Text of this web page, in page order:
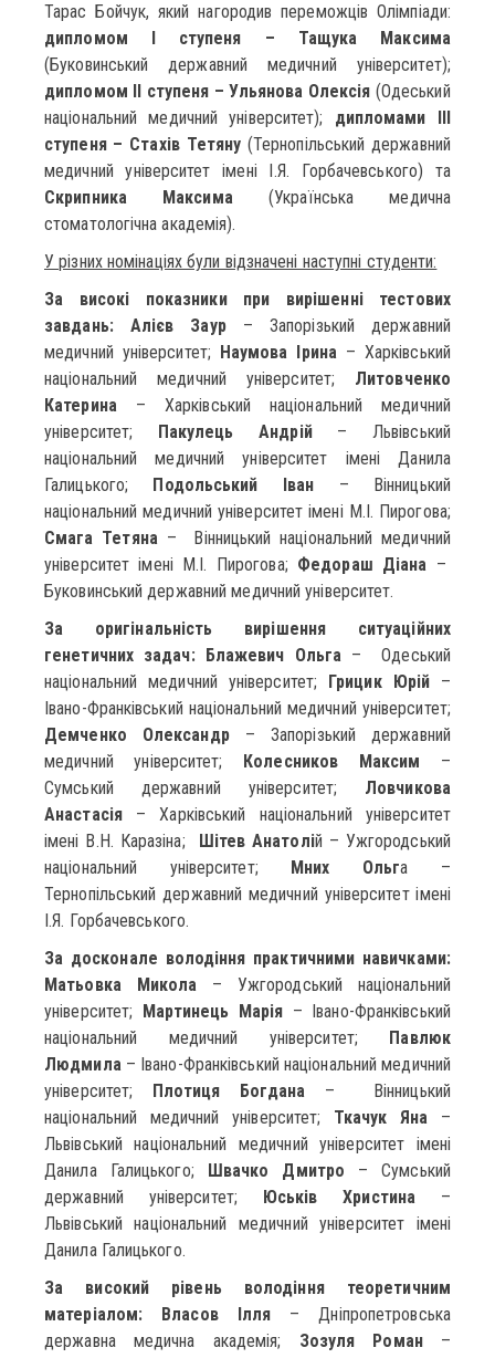
Тарас Бойчук, який нагородив переможців Олімпіади:
дипломом І ступеня – Тащука Максима
(Буковинський державний медичний університет);
дипломом ІІ ступеня – Ульянова Олексія (Одеський
національний медичний університет); дипломами ІІІ
ступеня – Стахів Тетяну (Тернопільський державний
медичний університет імені І.Я. Горбачевського) та
Скрипника Максима(Українська медична
стоматологічна академія).
У різних номінаціях були відзначені наступні студенти:
За високі показники при вирішенні тестових
завдань:
Алієв Заур– Запорізький державний
медичний університет; Наумова Ірина– Харківський
національний медичний університет; Литовченко
Катерина– Харківський національний медичний
університет; Пакулець Андрій– Львівський
національний медичний університет імені Данила
Галицького; Подольський Іван – Вінницький
національний медичний університет імені М.І. Пирогова;
Смага Тетяна– Вінницький національний медичний
університет імені М.І. Пирогова; Федораш Діана –
Буковинський державний медичний університет.
За оригінальність вирішення ситуаційних
генетичних задач: Блажевич Ольга – Одеський
національний медичний університет; Грицик Юрій–
Івано-Франківський національний медичний університет;
Демченко Олександр– Запорізький державний
медичний університет; Колесников Максим –
Сумський державний університет; Ловчикова
Анастасія– Харківський національний університет
імені В.Н. Каразіна; Шітев Анатолій – Ужгородський
національний університет; Мних Ольга –
Тернопільський державний медичний університет імені
І.Я. Горбачевського.
За досконале володіння практичними навичками:
Матьовка Микола – Ужгородський національний
університет; Мартинець Марія – Івано-Франківський
національний медичний університет; Павлюк
Людмила– Івано-Франківський національний медичний
університет; Плотиця Богдана– Вінницький
національний медичний університет; Ткачук Яна –
Львівський національний медичний університет імені
Данила Галицького; Швачко Дмитро – Сумський
державний університет; Юськів Христина –
Львівський національний медичний університет імені
Данила Галицького.
За високий рівень володіння теоретичним
матеріалом: Власов Ілля – Дніпропетровська
державна медична академія; Зозуля Роман–